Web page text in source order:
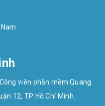
viên phần mềm Quang
12, TP Hồ Chí Minh.